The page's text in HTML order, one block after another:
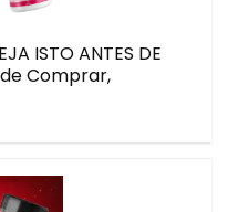
ISTO ANTES DE
Comprar,